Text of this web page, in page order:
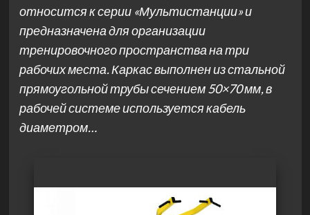
относится к серии «Мультистанции» и
предназначена для организации
тренировочного пространства на три
рабочих места. Каркас выполнен из стальной
прямоугольной трубы сечением 50×70 мм, в
рабочей системе используется кабель
диаметром…